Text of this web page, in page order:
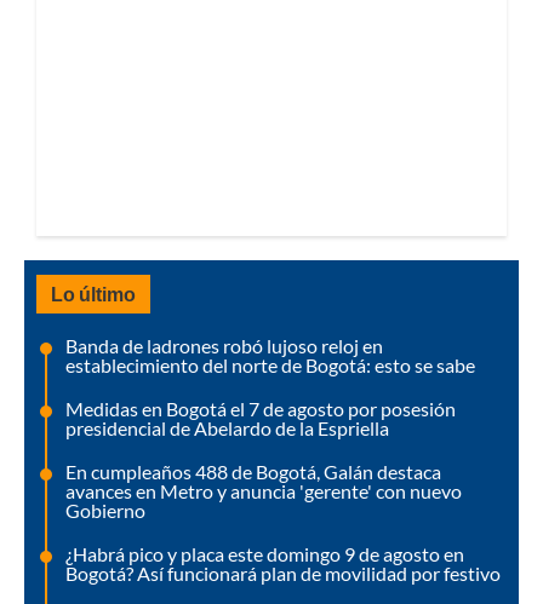
Lo último
Banda de ladrones robó lujoso reloj en
establecimiento del norte de Bogotá: esto se sabe
Medidas en Bogotá el 7 de agosto por posesión
presidencial de Abelardo de la Espriella
En cumpleaños 488 de Bogotá, Galán destaca
avances en Metro y anuncia 'gerente' con nuevo
Gobierno
¿Habrá pico y placa este domingo 9 de agosto en
Bogotá? Así funcionará plan de movilidad por festivo